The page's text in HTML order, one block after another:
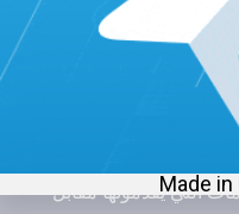
على إهداء المزيد
البحث عن شركات أو
عبر تيك توك والتعاون
أن توفّر محتوى إعلاني
التي يقدمونها مقابل